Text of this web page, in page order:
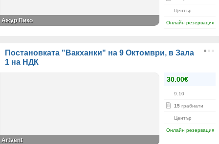
Център
Онлайн резервация
Ажур Пико
Постановката "Вакханки" на 9 Октомври, в Зала
1 на НДК
30.00€
9.10
15 грабнати
Център
Онлайн резервация
Artvent